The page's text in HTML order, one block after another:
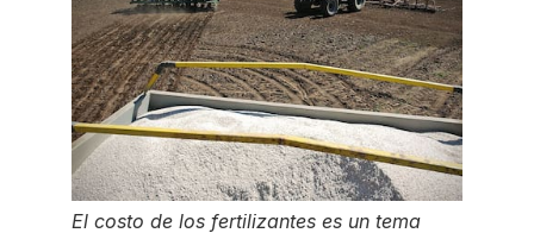
El costo de los fertilizantes es un tema